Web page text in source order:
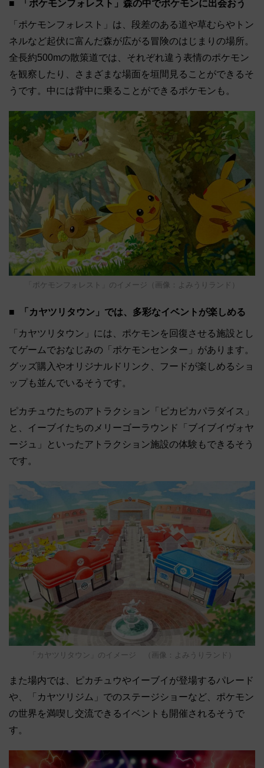
「ポケモンフォレスト」森の中でポケモンに出会おう
「ポケモンフォレスト」は、段差のある道や草むらやトン
ネルなど起伏に富んだ森が広がる冒険のはじまりの場所。
全長約500mの散策道では、それぞれ違う表情のポケモン
を観察したり、さまざまな場面を垣間見ることができるそ
うです。中には背中に乗ることができるポケモンも。
「ポケモンフォレスト」のイメージ（画像：よみうりランド）
「カヤツリタウン」では、多彩なイベントが楽しめる
「カヤツリタウン」には、ポケモンを回復させる施設とし
てゲームでおなじみの「ポケモンセンター」があります。
グッズ購入やオリジナルドリンク、フードが楽しめるショ
ップも並んでいるそうです。
ピカチュウたちのアトラクション「ピカピカパラダイス」
と、イーブイたちのメリーゴーラウンド「ブイブイヴォヤ
ージュ」といったアトラクション施設の体験もできるそう
です。
「カヤツリタウン」のイメージ （画像：よみうりランド）
また場内では、ピカチュウやイーブイが登場するパレード
や、「カヤツリジム」でのステージショーなど、ポケモン
の世界を満喫し交流できるイベントも開催されるそうで
す。